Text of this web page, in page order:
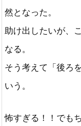
然となった。
助け出したいが、
なる。
そう考えて「後ろ
いう。
怖すぎる！！でも